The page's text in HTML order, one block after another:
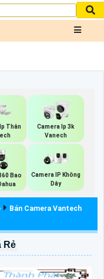
Thân
Camera Ip 3k
Vanech
Bao
Camera IP Không
Dây
Bán Camera Vantech
Rẻ